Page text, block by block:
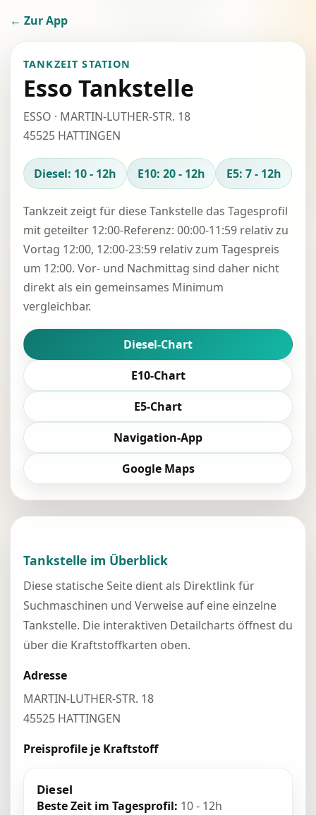
← Zur App
TANKZEIT STATION
Esso Tankstelle
ESSO · MARTIN-LUTHER-STR. 18
45525 HATTINGEN
Diesel: 10 - 12h E10: 20 - 12h E5: 7 - 12h
Tankzeit zeigt für diese Tankstelle das Tagesprofil
mit geteilter 12:00-Referenz: 00:00-11:59 relativ zu
Vortag 12:00, 12:00-23:59 relativ zum Tagespreis
um 12:00. Vor- und Nachmittag sind daher nicht
direkt als ein gemeinsames Minimum
vergleichbar.
Diesel-Chart
E10-Chart
E5-Chart
Navigation-App
Google Maps
Tankstelle im Überblick
Diese statische Seite dient als Direktlink für
Suchmaschinen und Verweise auf eine einzelne
Tankstelle. Die interaktiven Detailcharts öffnest du
über die Kraftstoffkarten oben.
Adresse
MARTIN-LUTHER-STR. 18
45525 HATTINGEN
Preisprofile je Kraftstoff
Diesel
Beste Zeit im Tagesprofil: 10 - 12h